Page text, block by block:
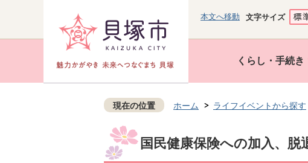
本文へ移動 文字サイズ
くらし・手続き
現在の位置 ホーム ライフイベントから探す
国民健康保険への加入、